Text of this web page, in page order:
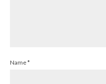
Name*